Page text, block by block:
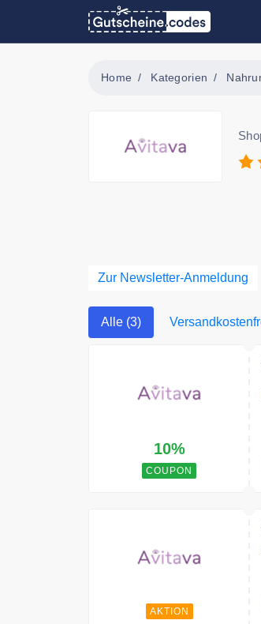
Home Kategorien
Zur Newsletter-Anmeldung
Alle (3)
10%
COUPON
AKTION